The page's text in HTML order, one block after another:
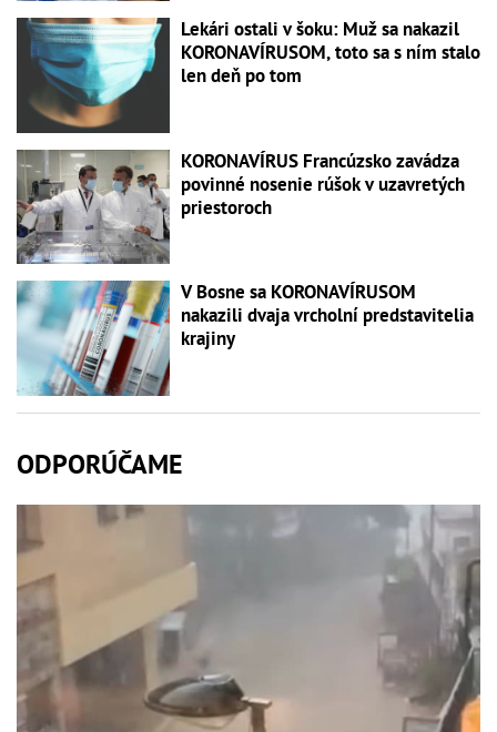
Lekári ostali v šoku: Muž sa nakazil
KORONAVÍRUSOM, toto sa s ním stalo
len deň po tom
KORONAVÍRUS Francúzsko zavádza
povinné nosenie rúšok v uzavretých
priestoroch
V Bosne sa KORONAVÍRUSOM
nakazili dvaja vrcholní predstavitelia
krajiny
ODPORÚČAME